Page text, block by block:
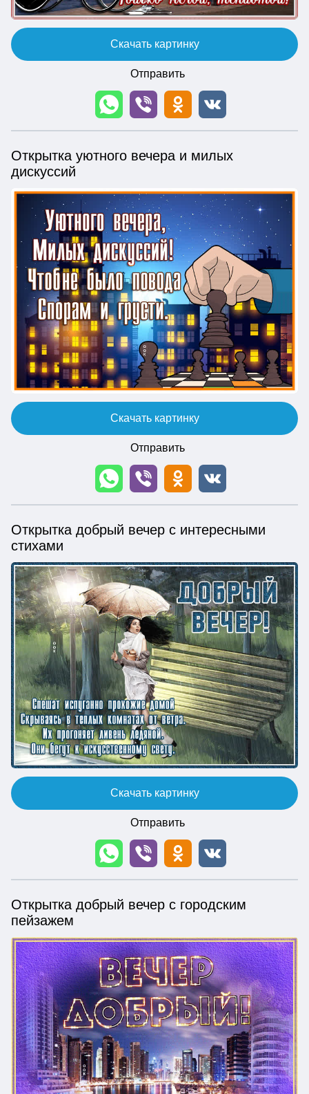
Скачать картинку
Отправить
Открытка уютного вечера и милых
дискуссий
Скачать картинку
Отправить
Открытка добрый вечер с интересными
стихами
Скачать картинку
Отправить
Открытка добрый вечер с городским
пейзажем